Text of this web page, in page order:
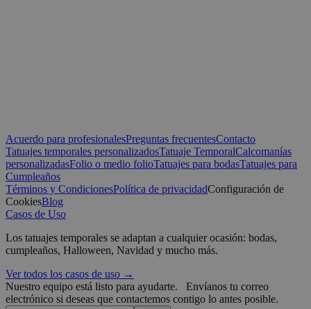
Acuerdo para profesionalesPreguntas frecuentesContacto
Tatuajes temporales personalizadosTatuaje TemporalCalcomanías
personalizadasFolio o medio folioTatuajes para bodasTatuajes para
Cumpleaños
Términos y CondicionesPolítica de privacidadConfiguración de
CookiesBlog
Casos de Uso
Los tatuajes temporales se adaptan a cualquier ocasión: bodas,
cumpleaños, Halloween, Navidad y mucho más.
Ver todos los casos de uso →
Nuestro equipo está listo para ayudarte.
Envíanos tu correo
electrónico si deseas que contactemos contigo lo antes posible.
.yatatu.com
días
wordpress_test_cookie
Inc.
blog.yatatu.com